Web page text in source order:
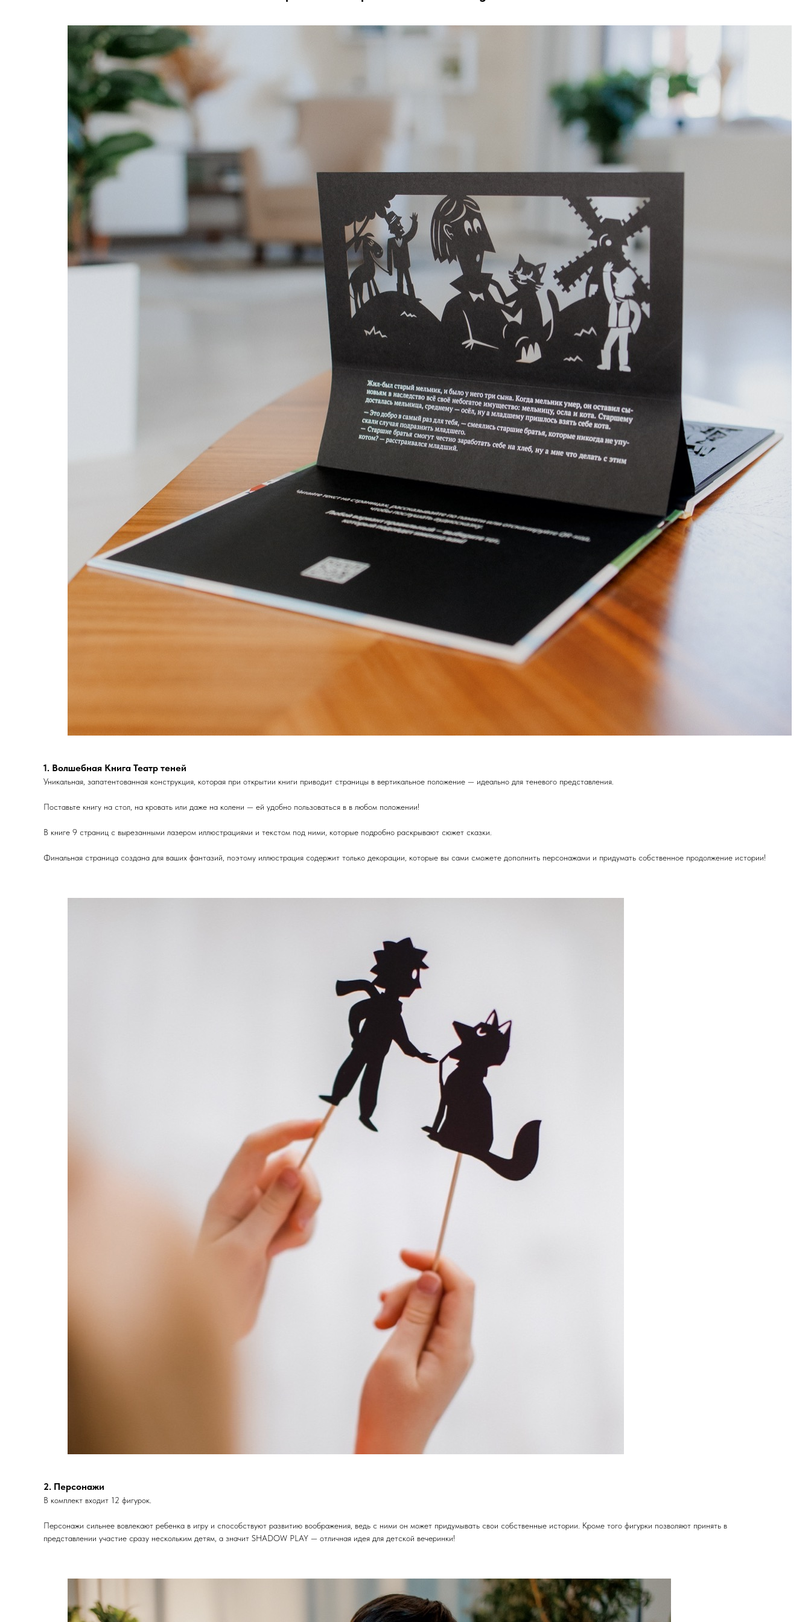
1. Волшебная Книга Театр теней
Уникальная, запатентованная конструкция, которая при открытии книги приводит страницы в вертикальное положение — идеально для теневого представления.
Поставьте книгу на стол, на кровать или даже на колени — ей удобно пользоваться в в любом положении!
В книге 9 страниц с вырезанными лазером иллюстрациями и текстом под ними, которые подробно раскрывают сюжет сказки.
Финальная страница создана для ваших фантазий, поэтому иллюстрация содержит только декорации, которые вы сами сможете дополнить персонажами и придумать собственное продолжение истории!
2. Персонажи
В комплект входит 12 фигурок.
Персонажи сильнее вовлекают ребенка в игру и способствуют развитию воображения, ведь с ними он может придумывать свои собственные истории. Кроме того фигурки позволяют принять в
представлении участие сразу нескольким детям, а значит SHADOW PLAY — отличная идея для детской вечеринки!